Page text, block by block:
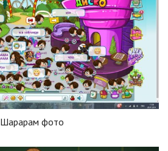
Шарарам фото